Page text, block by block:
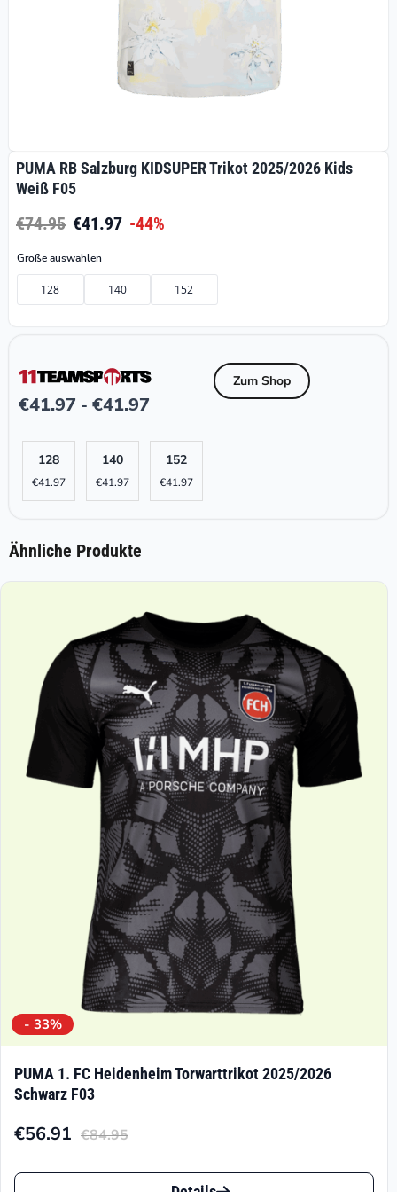
PUMA RB Salzburg KIDSUPER Trikot 2025/2026 Kids
Weiß F05
€74.95 €41.97 -44%
Größe auswählen
128 140 152
€41.97 - €41.97
Zum Shop
128
€41.97
140
€41.97
152
€41.97
Ähnliche Produkte
- 33%
PUMA 1. FC Heidenheim Torwarttrikot 2025/2026
Schwarz F03
€84.95
Ursprünglicher
Preis
€56.91
Aktueller
Preis
Dieses